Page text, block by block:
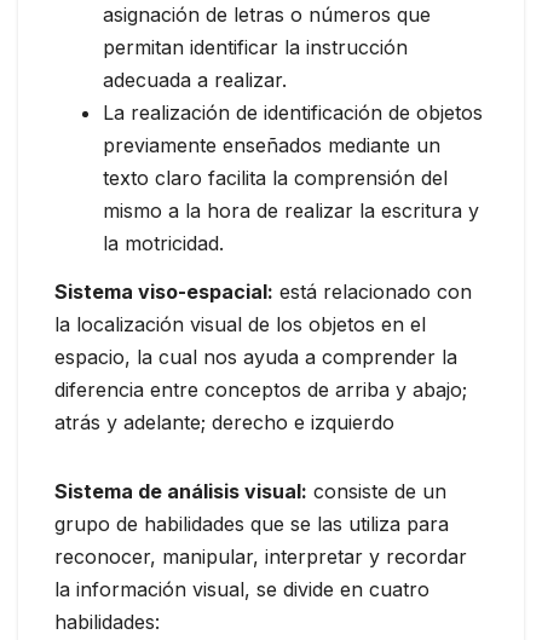
asignación de letras o números que
permitan identificar la instrucción
adecuada a realizar.
La realización de identificación de objetos
previamente enseñados mediante un
texto claro facilita la comprensión del
mismo a la hora de realizar la escritura y
la motricidad.
Sistema viso-espacial: está relacionado con
la localización visual de los objetos en el
espacio, la cual nos ayuda a comprender la
diferencia entre conceptos de arriba y abajo;
atrás y adelante; derecho e izquierdo
Sistema de análisis visual: consiste de un
grupo de habilidades que se las utiliza para
reconocer, manipular, interpretar y recordar
la información visual, se divide en cuatro
habilidades: